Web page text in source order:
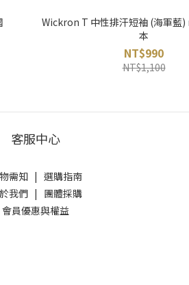
Wickron T 中性排汗短袖 (海軍
本
NT$990
NT$1,100
客服中心
需知| 選購指南
我們| 團體採購
會員優惠與權益